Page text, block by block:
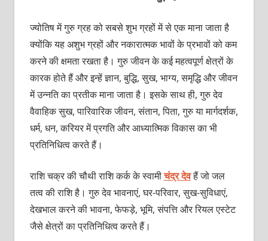
ज्योतिष में गुरु ग्रह को सबसे शुभ ग्रहों में से एक माना जाता है
क्योंकि यह अशुभ ग्रहों और नकारात्मक भावों के प्रभावों को कम
करने की क्षमता रखता है। गुरु जीवन के कई महत्वपूर्ण क्षेत्रों के
कारक होते हैं और इन्हें ज्ञान, बुद्धि, सुख, भाग्य, समृद्धि और जीवन
में उन्नति का प्रतीक माना जाता है। इसके साथ ही, गुरु देव
वैवाहिक सुख, पारिवारिक जीवन, संतान, पिता, गुरु या मार्गदर्शक,
धर्म, धन, करियर में प्रगति और आध्यात्मिक विकास का भी
प्रतिनिधित्व करते हैं।
राशि चक्र की चौथी राशि कर्क के स्वामीचंद्र देवहैं जो जल
तत्व की राशि है। गुरु देव भावनाएं, घर-परिवार, सुख-सुविधाएं,
देखभाल करने की भावना, फेफड़े, भूमि, संपत्ति और रियल एस्टेट
जैसे क्षेत्रों का प्रतिनिधित्व करते हैं।